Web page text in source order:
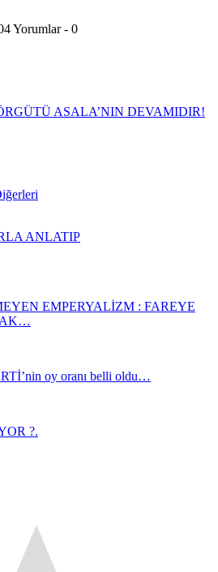
Yorumlar - 0
ASALA’NIN DEVAMIDIR!
ANLATIP
EMPERYALİZM : FAREYE
oy oranı belli oldu…
?.